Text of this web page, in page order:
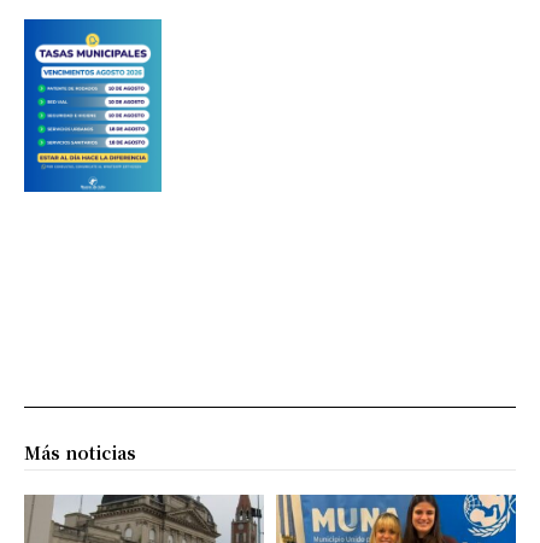
Más noticias